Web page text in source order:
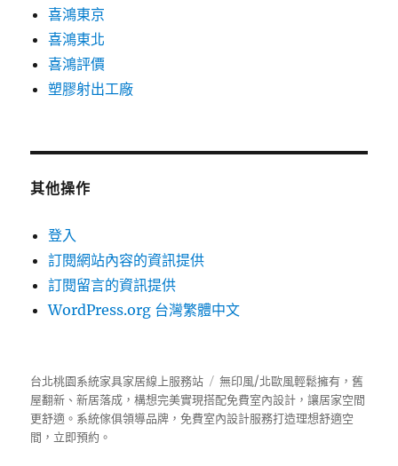
喜鴻東京
喜鴻東北
喜鴻評價
塑膠射出工廠
其他操作
登入
訂閱網站內容的資訊提供
訂閱留言的資訊提供
WordPress.org 台灣繁體中文
台北桃園系統家具家居線上服務站
無印風/北歐風輕鬆擁有，舊
屋翻新、新居落成，構想完美實現搭配免費室內設計，讓居家空間
更舒適。 系統傢俱領導品牌，免費室內設計服務打造理想舒適空
間，立即預約。